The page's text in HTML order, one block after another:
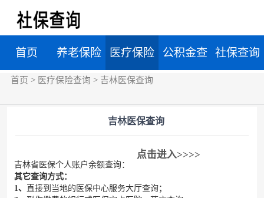
首页 养老保险
查询
医疗保险
查询
公积金查 社保查询
首页 > 医疗保险查询 > 吉林医保查询
吉林医保查询
吉林省医保个人账户余额查询：
点击进入>>>>
其它查询方式：
1、 直接到当地的医保中心服务大厅查询；